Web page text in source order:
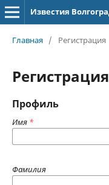
Главная / Регистрация
Регистрация
Профиль
Имя *
Фамилия